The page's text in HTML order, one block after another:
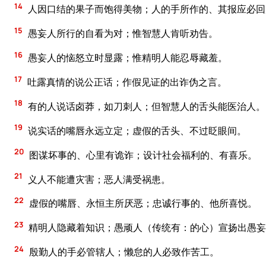
14 人因口结的果子而饱得美物；人的手所作的、其报应必回
15 愚妄人所行的自看为对；惟智慧人肯听劝告。
16 愚妄人的恼怒立时显露；惟精明人能忍辱藏羞。
17 吐露真情的说公正话；作假见证的出诈伪之言。
18 有的人说话卤莽，如刀刺人；但智慧人的舌头能医治人。
19 说实话的嘴唇永远立定；虚假的舌头、不过眨眼间。
20 图谋坏事的、心里有诡诈；设计社会福利的、有喜乐。
21 义人不能遭灾害；恶人满受祸患。
22 虚假的嘴唇、永恒主所厌恶；忠诚行事的、他所喜悦。
23 精明人隐藏着知识；愚顽人（传统有：的心）宣扬出愚妄
24 殷勤人的手必管辖人；懒怠的人必致作苦工。